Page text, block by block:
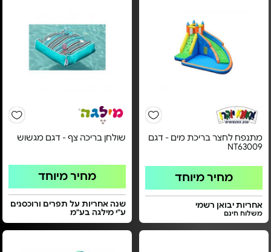
מתנפח לחצר בריכת מים - דגם
NT63009
מחיר מיוחד
אחריות יבואן רשמי
משלוח חינם
שולחן בריכה צף - דגם מגשוש
מחיר מיוחד
שנה אחריות על תפרים ורוכסנים
ע"י מילגה בע"מ